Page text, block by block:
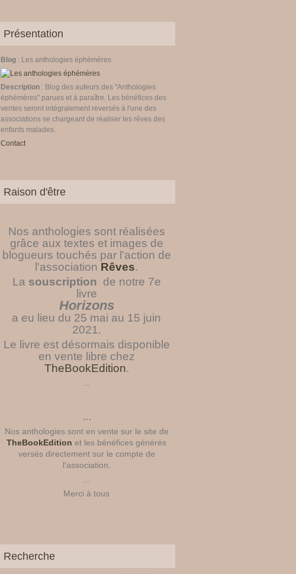
Présentation
Blog : Les anthologies éphémères
Description : Blog des auteurs des "Anthologies
éphémères" parues et à paraître. Les bénéfices des
ventes seront intégralement reversés à l'une des
associations se chargeant de réaliser les rêves des
enfants malades.
Contact
Raison d'être
Nos anthologies sont réalisées
grâce aux textes et images de
blogueurs touchés par l'action de
l'association Rêves.
La souscription de notre 7e
livre
Horizons
a eu lieu du 25 mai au 15 juin
2021.
Le livre est désormais disponible
en vente libre chez
TheBookEdition.
...
...
Nos anthologies sont en vente sur le site de
TheBookEdition et les bénéfices générés
versés directement sur le compte de
l'association.
Merci à tous
Recherche